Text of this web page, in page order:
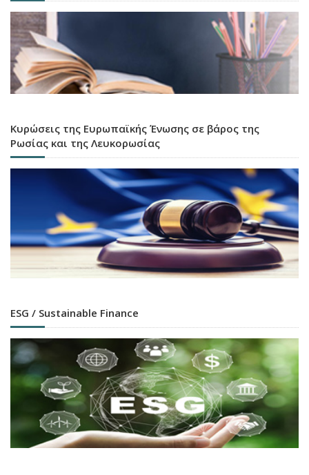
Κυρώσεις της Ευρωπαϊκής Ένωσης σε βάρος της
Ρωσίας και της Λευκορωσίας
ESG / Sustainable Finance